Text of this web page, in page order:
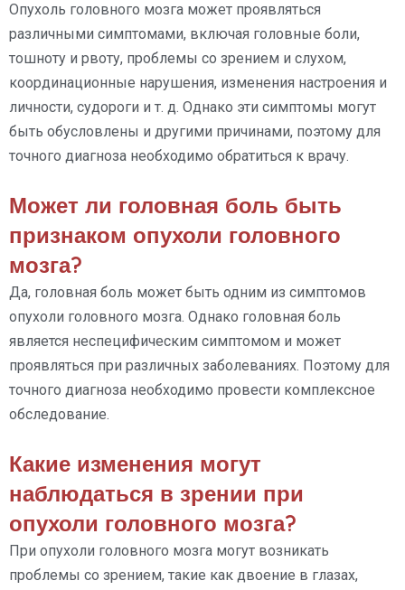
Опухоль головного мозга может проявляться
различными симптомами, включая головные боли,
тошноту и рвоту, проблемы со зрением и слухом,
координационные нарушения, изменения настроения и
личности, судороги и т. д. Однако эти симптомы могут
быть обусловлены и другими причинами, поэтому для
точного диагноза необходимо обратиться к врачу.
Может ли головная боль быть
признаком опухоли головного
мозга?
Да, головная боль может быть одним из симптомов
опухоли головного мозга. Однако головная боль
является неспецифическим симптомом и может
проявляться при различных заболеваниях. Поэтому для
точного диагноза необходимо провести комплексное
обследование.
Какие изменения могут
наблюдаться в зрении при
опухоли головного мозга?
При опухоли головного мозга могут возникать
проблемы со зрением, такие как двоение в глазах,